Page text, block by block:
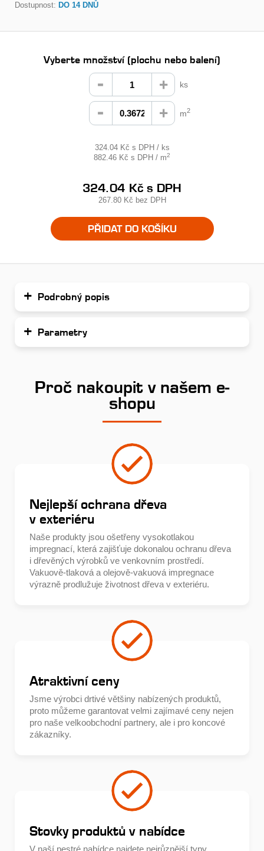
Dostupnost: DO 14 DNŮ
Vyberte množství (plochu nebo balení)
ks
m2
324.04 Kč s DPH
267.80 Kč bez DPH
324.04 Kč s DPH / ks
882.46 Kč s DPH / m2
PŘIDAT DO KOŠÍKU
Podrobný popis
Parametry
Proč nakoupit v našem e-
shopu
Nejlepší ochrana dřeva
v exteriéru
Naše produkty jsou ošetřeny vysokotlakou
impregnací, která zajišťuje dokonalou ochranu dřeva
i dřevěných výrobků ve venkovním prostředí.
Vakuově-tlaková a olejově-vakuová impregnace
výrazně prodlužuje životnost dřeva v exteriéru.
Atraktivní ceny
Jsme výrobci drtivé většiny nabízených produktů,
proto můžeme garantovat velmi zajímavé ceny nejen
pro naše velkoobchodní partnery, ale i pro koncové
zákazníky.
Stovky produktů v nabídce
V naší pestré nabídce najdete nejrůznější typy